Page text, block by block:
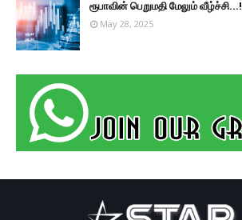
ரூபாவின் பெறுமதி மேலும் வீழ்ச்சி...!
May 28, 2025